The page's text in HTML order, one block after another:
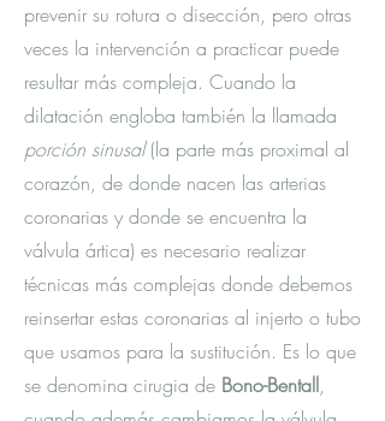
prevenir su rotura o disección, pero otras
veces la intervención a practicar puede
resultar más compleja. Cuando la
dilatación engloba también la llamada
porción sinusal(la parte más proximal al
corazón, de donde nacen las arterias
coronarias y donde se encuentra la
válvula ártica) es necesario realizar
técnicas más complejas donde debemos
reinsertar estas coronarias al injerto o tubo
que usamos para la sustitución. Es lo que
se denomina cirugia de Bono-Bentall,